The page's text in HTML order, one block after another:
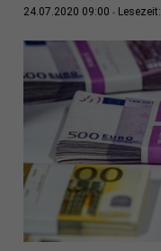
24.07.2020 09:00 Lesezeit: